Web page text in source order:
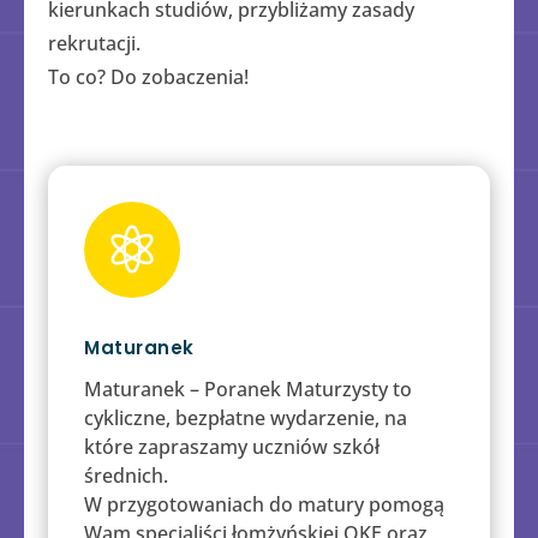
kierunkach studiów, przybliżamy zasady
rekrutacji.
To co? Do zobaczenia!

Maturanek
Maturanek – Poranek Maturzysty to
cykliczne, bezpłatne wydarzenie, na
które zapraszamy uczniów szkół
średnich.
W przygotowaniach do matury pomogą